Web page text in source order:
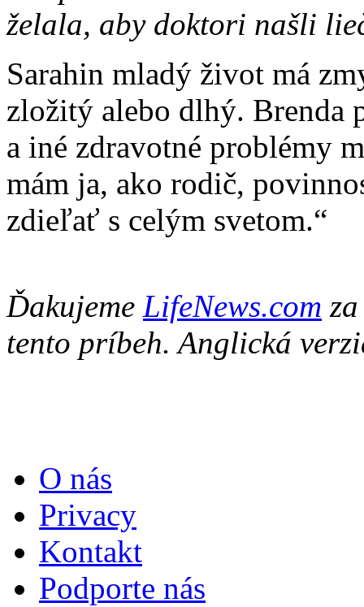
želala, aby doktori našli
Sarahin mladý život má
zložitý alebo dlhý. Brenda
a iné zdravotné problémy
mám ja, ako rodič,
zdieľať s celým svetom.“
Ďakujeme LifeNews.com
tento príbeh. Anglická
O nás
Privacy
Kontakt
Podporte nás